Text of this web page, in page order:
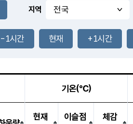
33.4
℃ -mm
지역
-1시간 현재 +1시간
기온(℃)
현재
이슬점
체감